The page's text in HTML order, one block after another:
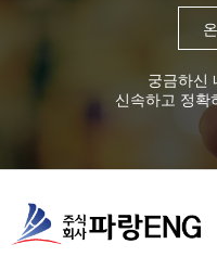
궁금하신
신속하고 정확